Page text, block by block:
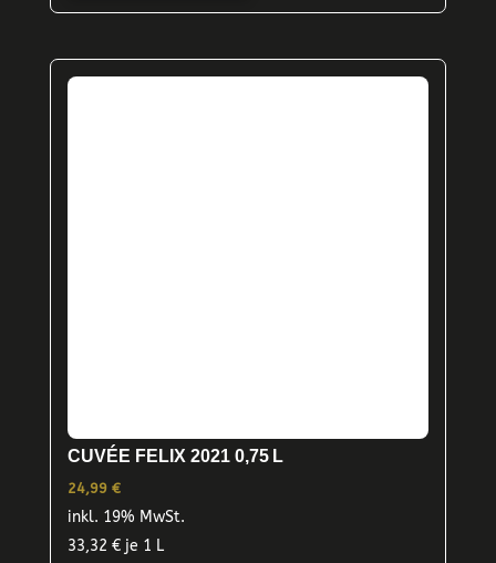
CUVÉE FELIX 2021 0,75 L
24,99 €
inkl. 19% MwSt.
33,32 €je 1 L